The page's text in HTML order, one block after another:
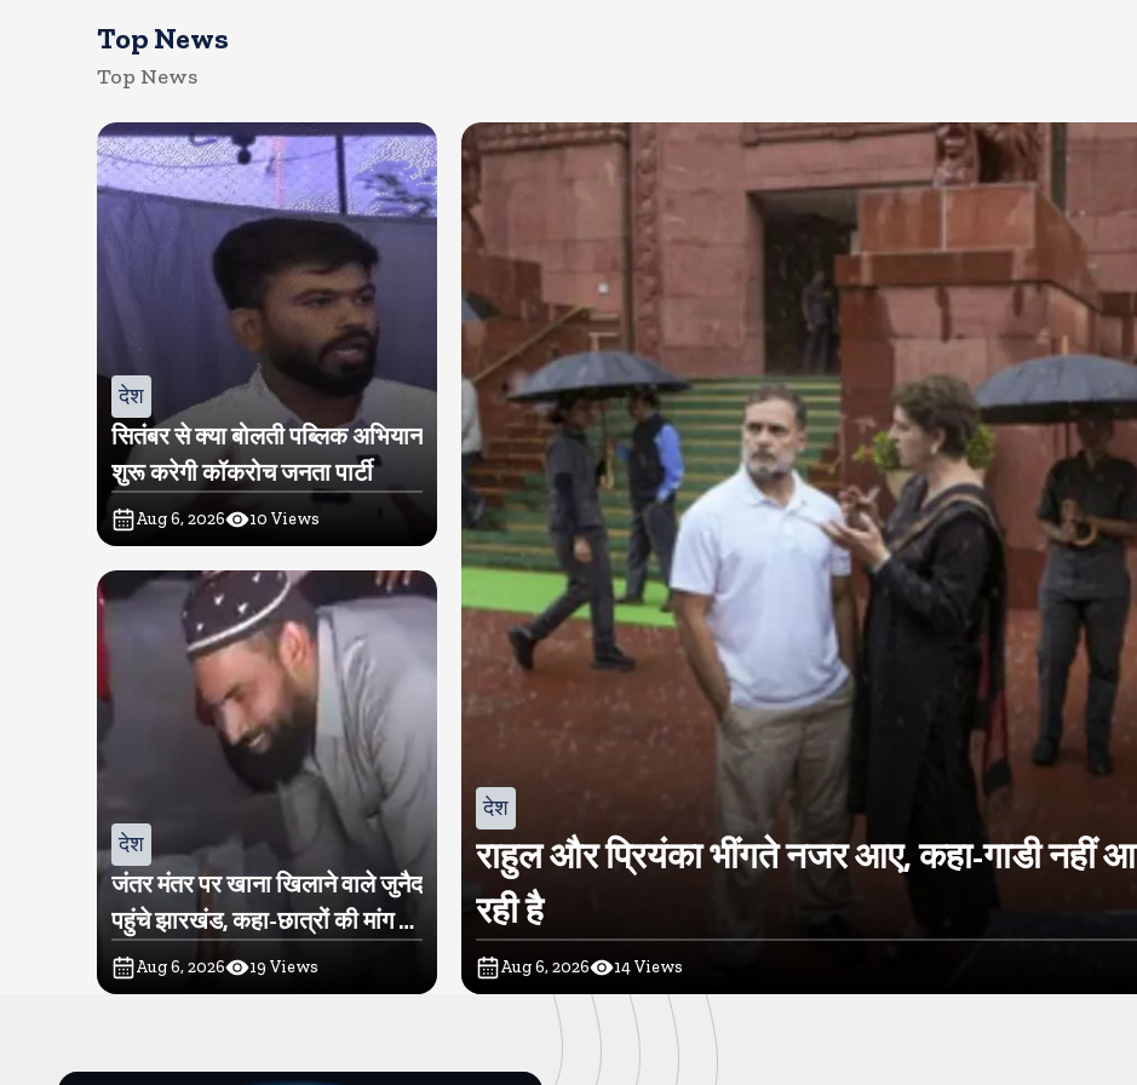
Top News
Top News
देश
सितंबर से क्या बोलती पब्लिक अभियान
शुरू करेगी कॉकरोच जनता पार्टी
Aug 6, 2026 10 Views
देश
जंतर मंतर पर खाना खिलाने वाले जुनैद
पहुंचे झारखंड, कहा-छात्रों की मांग का
समर्थन करते है
Aug 6, 2026 19 Views
देश
राहुल और प्रियंका भींगते नजर आए, कहा-गाडी नहीं आ
रही है
Aug 6, 2026 14Views